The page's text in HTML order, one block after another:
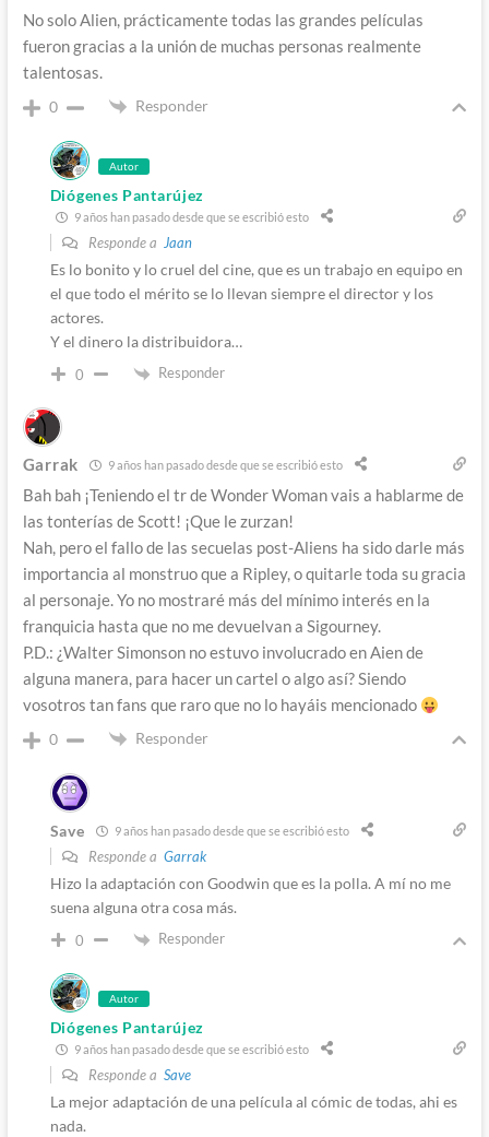
No solo Alien, prácticamente todas las grandes películas
fueron gracias a la unión de muchas personas realmente
talentosas.
0 Responder
Autor
Diógenes Pantarújez
9 años han pasado desde que se escribió esto
Responde a Jaan
Es lo bonito y lo cruel del cine, que es un trabajo en equipo en
el que todo el mérito se lo llevan siempre el director y los
actores.
Y el dinero la distribuidora…
0 Responder
Garrak 9 años han pasado desde que se escribió esto
Bah bah ¡Teniendo el tr de Wonder Woman vais a hablarme de
las tonterías de Scott! ¡Que le zurzan!
Nah, pero el fallo de las secuelas post-Aliens ha sido darle más
importancia al monstruo que a Ripley, o quitarle toda su gracia
al personaje. Yo no mostraré más del mínimo interés en la
franquicia hasta que no me devuelvan a Sigourney.
P.D.: ¿Walter Simonson no estuvo involucrado en Aien de
alguna manera, para hacer un cartel o algo así? Siendo
vosotros tan fans que raro que no lo hayáis mencionado
0 Responder
Save 9 años han pasado desde que se escribió esto
Responde a Garrak
Hizo la adaptación con Goodwin que es la polla. A mí no me
suena alguna otra cosa más.
0 Responder
Autor
Diógenes Pantarújez
9 años han pasado desde que se escribió esto
Responde a Save
La mejor adaptación de una película al cómic de todas, ahi es
nada.